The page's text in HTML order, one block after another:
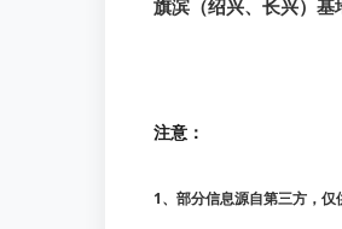
旗滨 （绍兴、长兴）基
注意：
1、部分信息源自第三方，仅